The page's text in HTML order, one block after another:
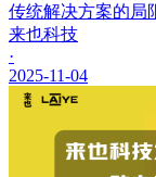
传统解决方案的局
来也科技
·
2025-11-04